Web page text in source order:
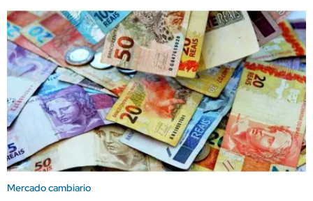
Mercado cambiario